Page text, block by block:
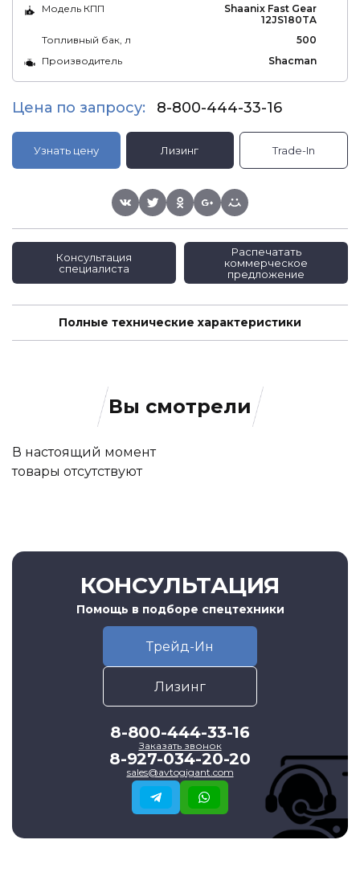
Модель КПП
Shaanix Fast Gear
12JS180TA
Топливный бак, л
500
Производитель
Shacman
Цена по запросу: 8-800-444-33-16
Узнать цену Лизинг Trade-In
Консультация
специалиста
Распечатать
коммерческое
предложение
Полные технические характеристики
Вы смотрели
В настоящий момент
товары отсутствуют
КОНСУЛЬТАЦИЯ
Помощь в подборе спецтехники
Трейд-Ин
Лизинг
8-800-444-33-16
Заказать звонок
8-927-034-20-20
sales@avtogigant.com